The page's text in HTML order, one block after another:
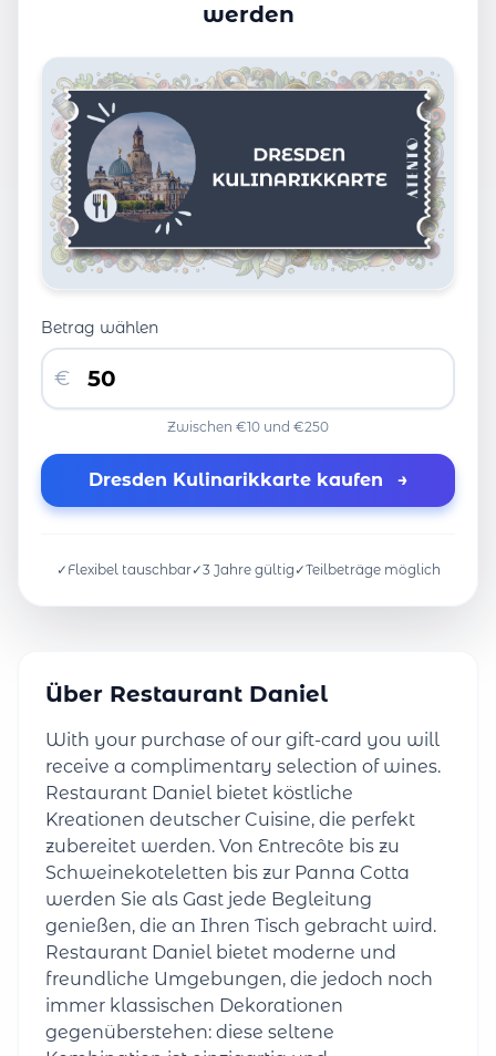
werden
Betrag wählen
€
Zwischen €10 und €250
Dresden Kulinarikkarte kaufen →
✓ Flexibel tauschbar✓3 Jahre gültig ✓Teilbeträge möglich
Über Restaurant Daniel
With your purchase of our gift-card you will
receive a complimentary selection of wines.
Restaurant Daniel bietet köstliche
Kreationen deutscher Cuisine, die perfekt
zubereitet werden. Von Entrecôte bis zu
Schweinekoteletten bis zur Panna Cotta
werden Sie als Gast jede Begleitung
genießen, die an Ihren Tisch gebracht wird.
Restaurant Daniel bietet moderne und
freundliche Umgebungen, die jedoch noch
immer klassischen Dekorationen
gegenüberstehen: diese seltene